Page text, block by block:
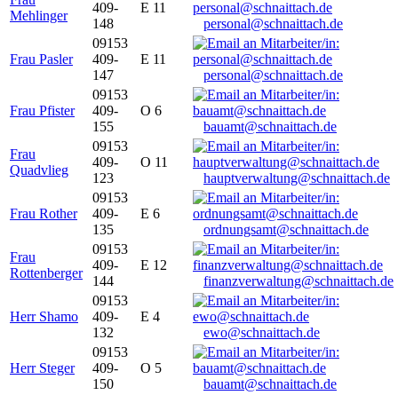
Mehlinger
409-
148
E 11
personal@schnaittach.de
Frau Pasler
09153
409-
147
E 11
personal@schnaittach.de
Frau Pfister
09153
409-
155
O 6
bauamt@schnaittach.de
Frau
Quadvlieg
09153
409-
123
O 11
hauptverwaltung@schnaittach.de
Frau Rother
09153
409-
135
E 6
ordnungsamt@schnaittach.de
Frau
Rottenberger
09153
409-
144
E 12
finanzverwaltung@schnaittach.de
Herr Shamo
09153
409-
132
E 4
ewo@schnaittach.de
Herr Steger
09153
409-
150
O 5
bauamt@schnaittach.de